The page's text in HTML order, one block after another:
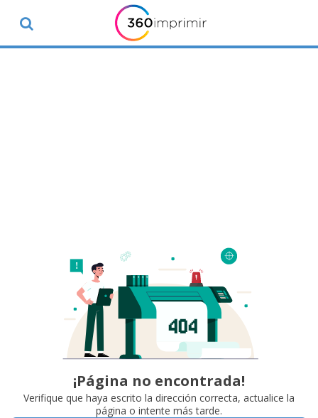
¡Página no encontrada!
Verifique que haya escrito la dirección correcta, actualice la
página o intente más tarde.